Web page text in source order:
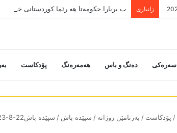
زانیاری ب بریارا حکومەتا ھە رێما کوردستانی
سەرەکی دەنگ و باس هەمەرەنگ پۆدکاست
/ پۆدکاست / بەرنامێن روژانە / سپێدە باش / سپێدە باش22-8-2023